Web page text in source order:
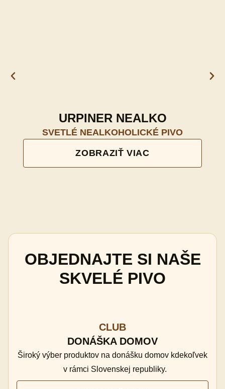
URPINER NEALKO
SVETLÉ NEALKOHOLICKÉ PIVO
ZOBRAZIŤ VIAC
OBJEDNAJTE SI NAŠE
SKVELÉ PIVO
CLUB
DONÁŠKA DOMOV
Široký výber produktov na donášku domov kdekoľvek
v rámci Slovenskej republiky.